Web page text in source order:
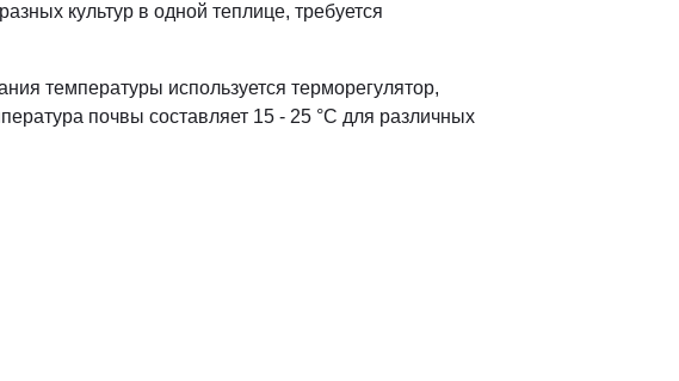
культур в одной теплице, требуется
температуры используется терморегулятор,
почвы составляет 15 - 25 °С для различных